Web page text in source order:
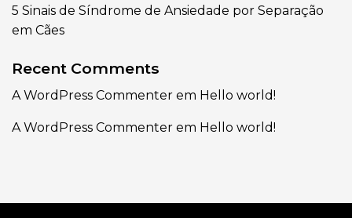
5 Sinais de Síndrome de Ansiedade por Separação
em Cães
Recent Comments
A WordPress Commenter em Hello world!
A WordPress Commenter em Hello world!